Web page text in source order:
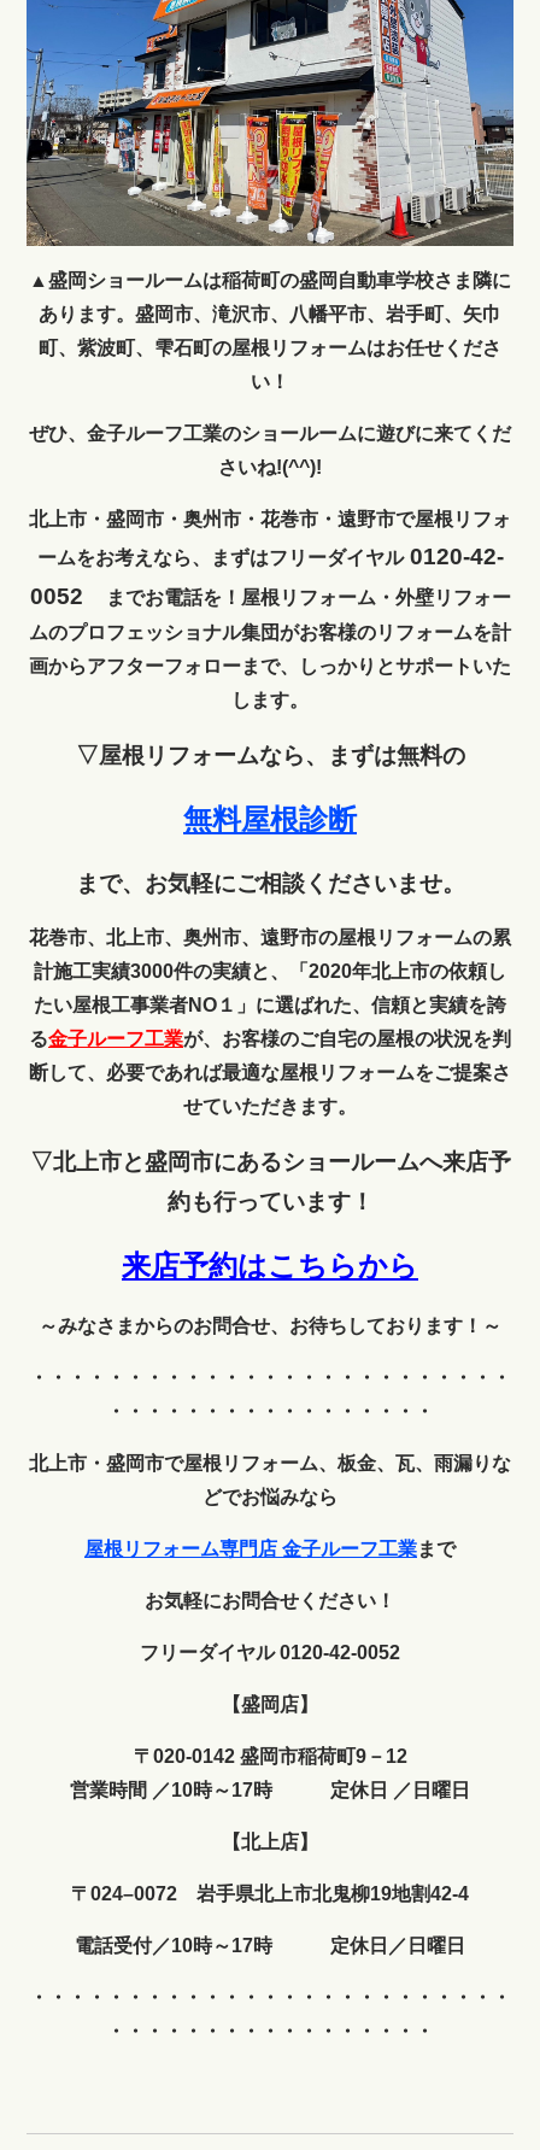
▲盛岡ショールームは稲荷町の盛岡自動車学校さま隣に
あります。盛岡市、滝沢市、八幡平市、岩手町、矢巾
町、紫波町、雫石町の屋根リフォームはお任せくださ
い！
ぜひ、金子ルーフ工業のショールームに遊びに来てくだ
さいね!(^^)!
北上市・盛岡市・奥州市・花巻市・遠野市で屋根リフォ
ームをお考えなら、まずはフリーダイヤル0120-42-
0052
までお電話を！屋根リフォーム・外壁リフォー
ムのプロフェッショナル集団がお客様のリフォームを計
画からアフターフォローまで、しっかりとサポートいた
します。
▽屋根リフォームなら、まずは無料の
無料屋根診断
まで、お気軽にご相談くださいませ。
花巻市、北上市、奥州市、遠野市の屋根リフォームの累
計施工実績3000件の実績と、「2020年北上市の依頼し
たい屋根工事業者NO１」に選ばれた、信頼と実績を誇
る金子ルーフ工業が、お客様のご自宅の屋根の状況を判
断して、必要であれば最適な屋根リフォームをご提案さ
せていただきます。
▽北上市と盛岡市にあるショールームへ来店予
約も行っています！
来店予約はこちらから
～みなさまからのお問合せ、お待ちしております！～
・・・・・・・・・・・・
・・・・・・・・・・・・・
・・・・・・・・・・・・・・・・・
北上市・盛岡市で屋根リフォーム、板金、瓦、雨漏りな
どでお悩みなら
屋根リフォーム専門店 金子ルーフ工業まで
お気軽にお問合せください！
フリーダイヤル 0120-42-0052
【盛岡店】
〒020-0142 盛岡市稲荷町9－12
営業時間 ／10時～17時 定休日 ／ 日曜日
【北上店】
〒024–0072 岩手県北上市北鬼柳19地割42-4
電話受付／10時～17時 定休日／日曜日
・・・・・・・・・・・・
・・・・・・・・・・・・・
・・・・・・・・・・・・・・・・・